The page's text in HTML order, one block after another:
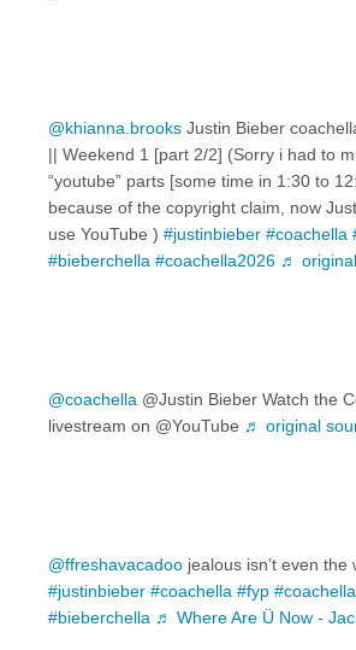
@khianna.brooks Justin Bieber
|| Weekend 1 [part 2/2] (Sorry i had to
“youtube” parts [some time in 1:30 to
because of the copyright claim, now
use YouTube ) #justinbieber #coachella
#bieberchella #coachella2026 ♬
@coachella @Justin Bieber Watch the
livestream on @YouTube ♬ original
@ffreshavacadoo jealous isn’t even the
#justinbieber #coachella #fyp
#bieberchella ♬ Where Are Ü Now -